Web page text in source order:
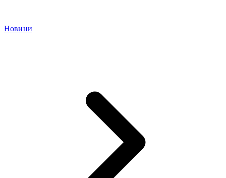
Новини